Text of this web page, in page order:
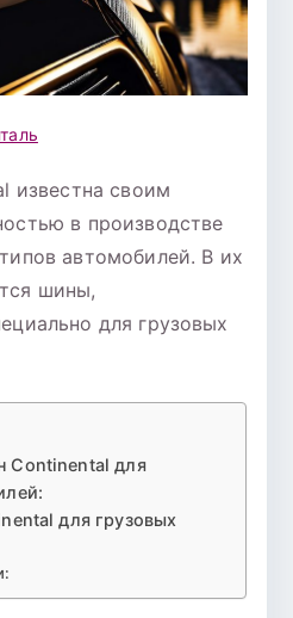
известна своим
в производстве
автомобилей. В их
шины,
для грузовых
Continental для
для грузовых